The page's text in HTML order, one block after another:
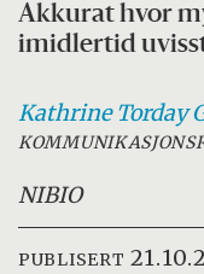
Akkurat hvor
imidlertid
Kathrine Torday
NIBIO
PUBLISERT